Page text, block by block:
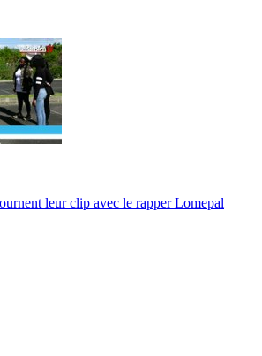
leur clip avec le rapper Lomepal